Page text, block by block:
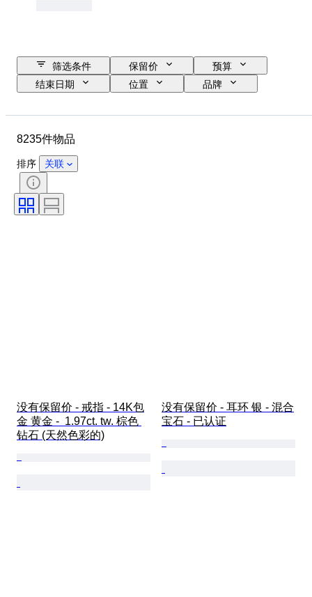
筛选条件 保留价
预算
结束日期
位置
品牌
证明
切割
确切的颜色
宝石透明度
珍珠光泽
8235件物品
排序 关联
没有保留价 - 戒指 - 14K包
金 黄金 -  1.97ct. tw. 棕色
钻石 (天然色彩的)
没有保留价 - 耳环 银 - 混合
宝石 - 已认证